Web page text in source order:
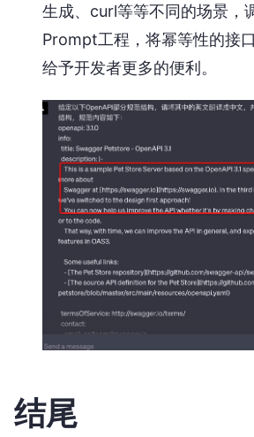
生成、curl等等不同的场景，
Prompt工程，将幂等性的接
给予开发者更多的便利。
结尾